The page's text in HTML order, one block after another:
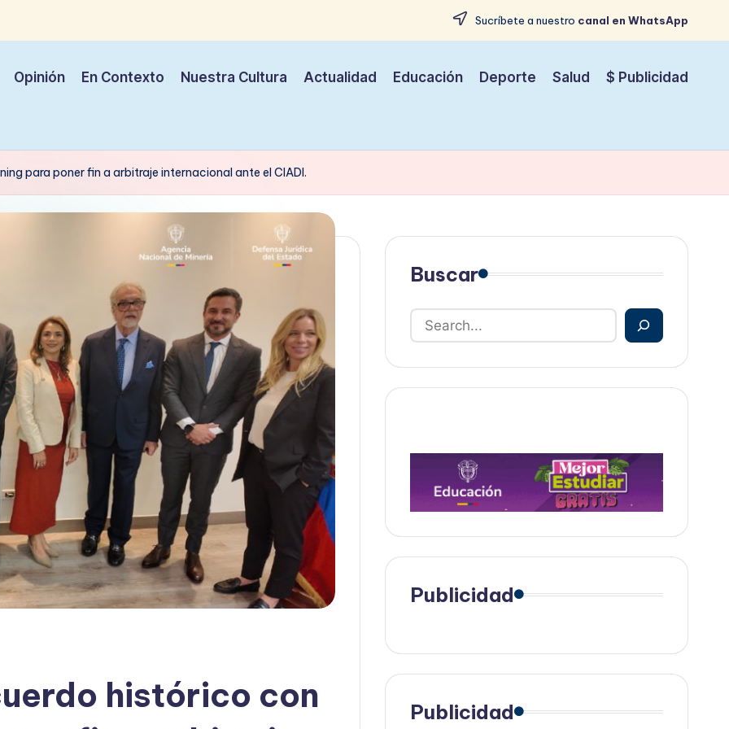
Sucríbete a nuestro canal en WhatsApp
Opinión En Contexto Nuestra Cultura Actualidad Educación Deporte Salud $ Publicidad
para poner fin a arbitraje internacional ante el CIADI.
histórico con
Buscar
Publicidad
Publicidad